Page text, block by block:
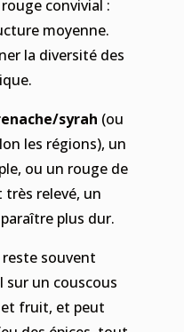
convivial :
moyenne.
la diversité des
syrah (ou
les régions), un
ou un rouge de
très relevé, un
plus dur.
souvent
sur un couscous
fruit, et peut